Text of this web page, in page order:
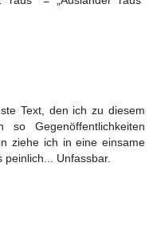
Text, den ich zu diesem
Gegenöffentlichkeiten
ziehe ich in eine einsame
Unfassbar.